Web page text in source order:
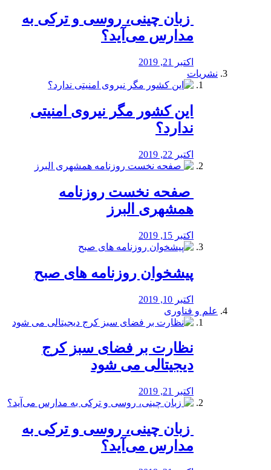
️ زبان چینی، روسی و ترکی به
مدارس می‌آید؟
اکتبر 21, 2019
نشریات
این کشور مگر نیروی امنیتی
ندارد؟
اکتبر 22, 2019
️ صفحه نخست روزنامه‌
همشهری البرز
اکتبر 15, 2019
پیشخوان روزنامه های صبح
اکتبر 10, 2019
علم و فناوری
نظارت بر فضای سبز کرج
دیجیتالی می شود
اکتبر 21, 2019
️ زبان چینی، روسی و ترکی به
مدارس می‌آید؟